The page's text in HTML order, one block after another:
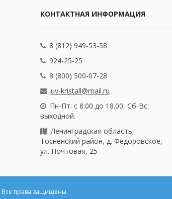
КОНТАКТНАЯ ИНФОРМАЦИЯ
8 (812) 949-53-58
924-25-25
8 (800) 500-07-28
uv-kristall@mail.ru
Пн-Пт: с 8.00 до 18.00, Сб-Вс:
выходной.
Ленинградская область,
Тосненский район, д. Федоровское,
ул. Почтовая, 25
Все права защищены.